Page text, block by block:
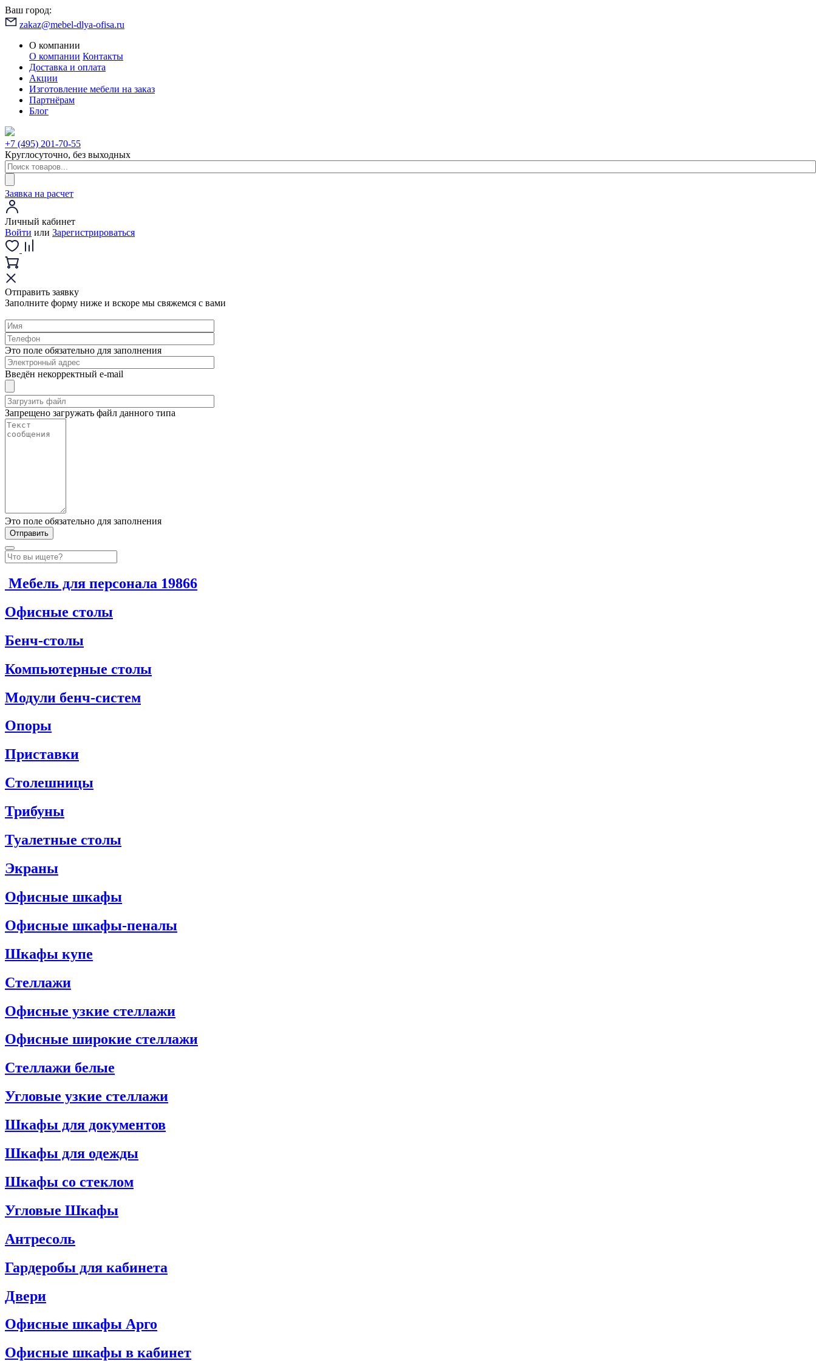
Ваш город:
zakaz@mebel-dlya-ofisa.ru
О компании
О компании Контакты
Доставка и оплата
Акции
Изготовление мебели на заказ
Партнёрам
Блог
+7 (495) 201-70-55
Круглосуточно, без выходных
Заявка на расчет
Личный кабинет
Войти или Зарегистрироваться
Отправить заявку
Заполните форму ниже и вскоре мы свяжемся с вами
Это поле обязательно для заполнения
Введён некорректный e-mail
Запрещено загружать файл данного типа
Это поле обязательно для заполнения
Мебель для персонала 19866
Офисные столы
Бенч-столы
Компьютерные столы
Модули бенч-систем
Опоры
Приставки
Столешницы
Трибуны
Туалетные столы
Экраны
Офисные шкафы
Офисные шкафы-пеналы
Шкафы купе
Стеллажи
Офисные узкие стеллажи
Офисные широкие стеллажи
Стеллажи белые
Угловые узкие стеллажи
Шкафы для документов
Шкафы для одежды
Шкафы со стеклом
Угловые Шкафы
Антресоль
Гардеробы для кабинета
Двери
Офисные шкафы Арго
Офисные шкафы в кабинет